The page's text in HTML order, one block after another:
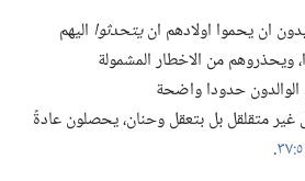
ان يحموا اولادهم انيتحدثوا اليهم
ويحذروهم من الاخطار المشمولة
حدودا واضحة
متقلقل بل بتعقل وحنان،‏ يحصلون عادةً
‏.‏